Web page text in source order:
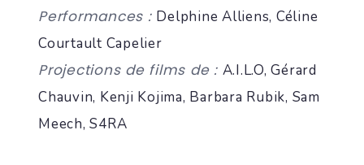
Performances : Delphine Alliens, Céline
Courtault Capelier
Projections de films de : A.I.L.O, Gérard
Chauvin, Kenji Kojima, Barbara Rubik, Sam
Meech, S4RA